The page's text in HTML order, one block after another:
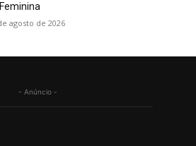
agosto de 2026
- Anúncio -